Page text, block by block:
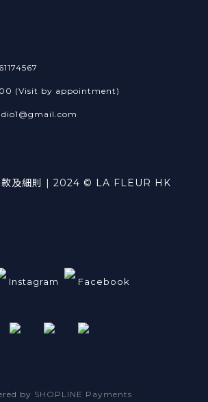
(Visit by appointment)
及細則 | 2024 © LA FLEUR HK
Instagram Facebook
by SHOPLINE Payments